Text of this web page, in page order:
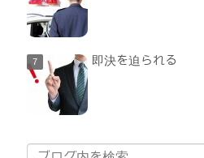
即決を迫られる